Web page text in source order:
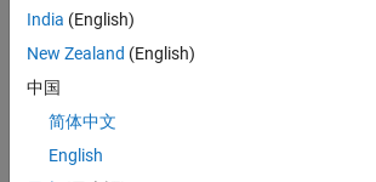
du
poste
Are you
about
state-of-
India (English)
New Zealand (English)
中国
简体中文
English